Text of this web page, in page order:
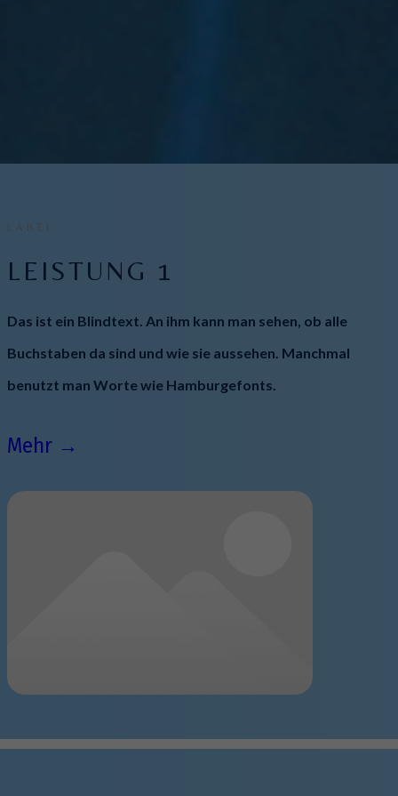
LABEL
LEISTUNG 1
Das ist ein Blindtext. An ihm kann man sehen, ob alle
Buchstaben da sind und wie sie aussehen. Manchmal
benutzt man Worte wie Hamburgefonts.
Mehr →